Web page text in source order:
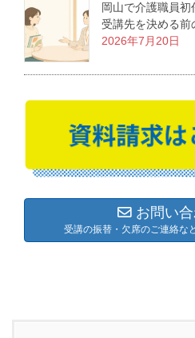
岡山で介護職員初
受講先を決める前
2026年7月20日
お問い
受講の振替・欠席のご連絡な